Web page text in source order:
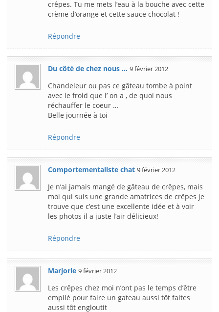
crêpes. Tu me mets l’eau à la bouche avec cette
crème d’orange et cette sauce chocolat !
Répondre
Du côté de chez nous ... 9 février 2012
Chandeleur ou pas ce gâteau tombe à point
avec le froid que l’ on a , de quoi nous
réchauffer le coeur …
Belle journée à toi
Répondre
Comportementaliste chat 9 février 2012
Je n’ai jamais mangé de gâteau de crêpes, mais
moi qui suis une grande amatrices de crêpes je
trouve que c’est une excellente idée et à voir
les photos il a juste l’air délicieux!
Répondre
Marjorie 9 février 2012
Les crêpes chez moi n’ont pas le temps d’être
empilé pour faire un gateau aussi tôt faites
aussi tôt engloutit